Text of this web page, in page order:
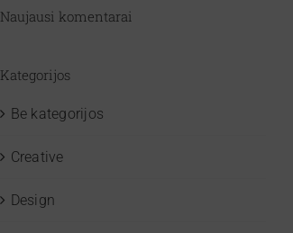
Naujausi komentarai
Kategorijos
Be kategorijos
Creative
Design